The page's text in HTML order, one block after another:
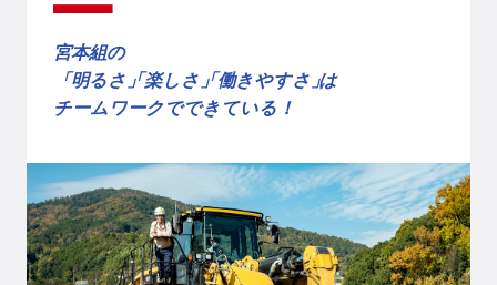
宮本組の
「明るさ 「楽しさ 「働きやすさ 」は
チームワークでできている！